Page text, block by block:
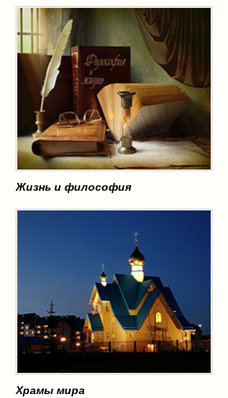
Жизнь и философия
Храмы мира